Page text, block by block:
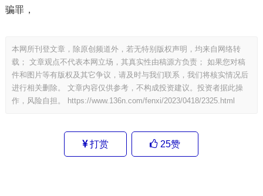
骗罪，
本网所刊登文章，除原创频道外，若无特别版权声明，均来自网络转
载； 文章观点不代表本网立场，其真实性由稿源方负责； 如果您对稿
件和图片等有版权及其它争议，请及时与我们联系，我们将核实情况后
进行相关删除。 文章内容仅供参考，不构成投资建议。投资者据此操
作，风险自担。
https://www.136n.com/fenxi/2023/0418/2325.html
打赏 25赞